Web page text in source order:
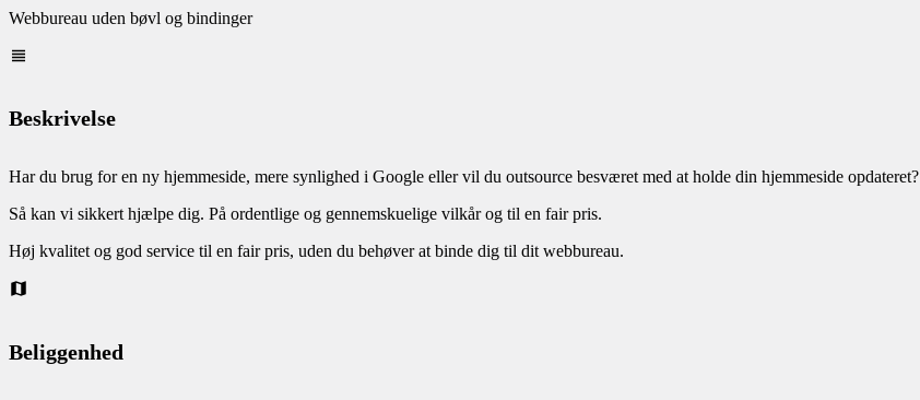
Webbureau uden bøvl og bindinger
Beskrivelse
Har du brug for en ny hjemmeside, mere synlighed i Google eller vil du outsource besværet med at holde din hjemmeside opdateret?
Så kan vi sikkert hjælpe dig. På ordentlige og gennemskuelige vilkår og til en fair pris.
Høj kvalitet og god service til en fair pris, uden du behøver at binde dig til dit webbureau.
Beliggenhed